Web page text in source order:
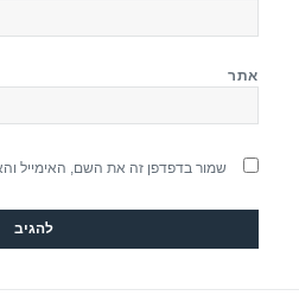
אתר
שמור בדפדפן זה את השם, האימייל